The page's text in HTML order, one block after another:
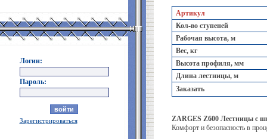
Логин:
Пароль:
Зарегистрироваться
Артикул
Кол-во ступеней
Рабочая высота, м
Вес, кг
Высота профиля, мм
Длина лестницы, м
Заказать
ZARGES Z600 Лестницы с
Комфорт и безопасность в